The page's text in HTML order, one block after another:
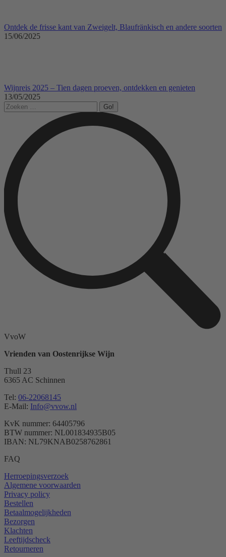
Ontdek de frisse kant van Zweigelt, Blaufränkisch en andere soorten
15/06/2025
Wijnreis 2025 – Tien dagen proeven, ontdekken en genieten
13/05/2025
Search:
VvoW
Vrienden van Oostenrijkse Wijn
Thull 23
6365 AC Schinnen
Tel: 06-22068145
E-Mail: Info@vvow.nl
KvK nummer: 64405796
BTW nummer: NL001834935B05
IBAN: NL79KNAB0258762861
FAQ
Herroepingsverzoek
Algemene voorwaarden
Privacy policy
Bestellen
Betaalmogelijkheden
Bezorgen
Klachten
Leeftijdscheck
Retourneren